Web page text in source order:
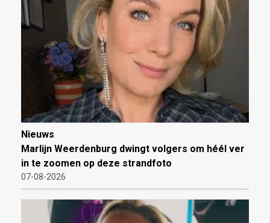
Nieuws
Marlijn Weerdenburg dwingt volgers om héél ver
in te zoomen op deze strandfoto
07-08-2026